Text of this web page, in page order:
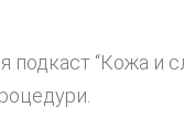
подкаст “Кожа и